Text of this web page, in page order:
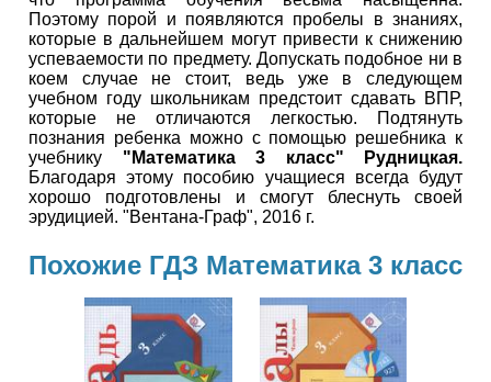
Поэтому порой и появляются пробелы в знаниях,
которые в дальнейшем могут привести к снижению
успеваемости по предмету. Допускать подобное ни в
коем случае не стоит, ведь уже в следующем
учебном году школьникам предстоит сдавать ВПР,
которые не отличаются легкостью. Подтянуть
познания ребенка можно с помощью решебника к
учебнику "Математика 3 класс" Рудницкая.
Благодаря этому пособию учащиеся всегда будут
хорошо подготовлены и смогут блеснуть своей
эрудицией. "Вентана-Граф", 2016 г.
Похожие ГДЗ Математика 3 класс